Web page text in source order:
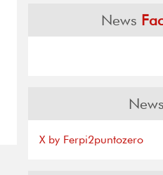
News
X by Ferpi2puntozero